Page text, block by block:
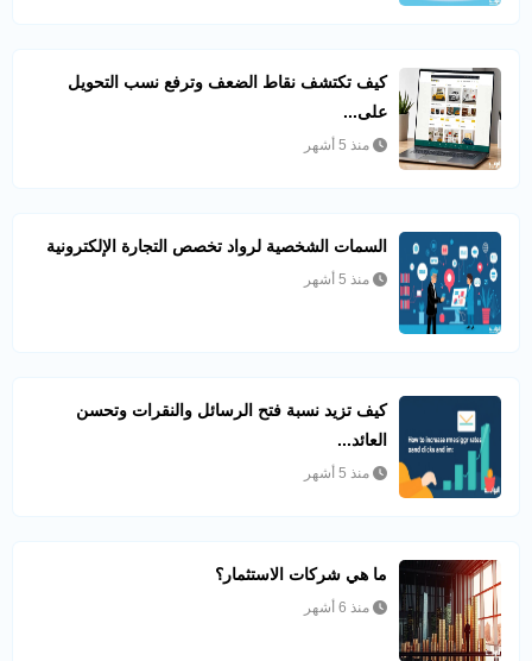
كيف تكتشف نقاط الضعف وترفع نسب التحويل
على...
منذ 5 أشهر
السمات الشخصية لرواد تخصص التجارة الإلكترونية
منذ 5 أشهر
كيف تزيد نسبة فتح الرسائل والنقرات وتحسن
العائد...
منذ 5 أشهر
ما هي شركات الاستثمار؟
منذ 6 أشهر